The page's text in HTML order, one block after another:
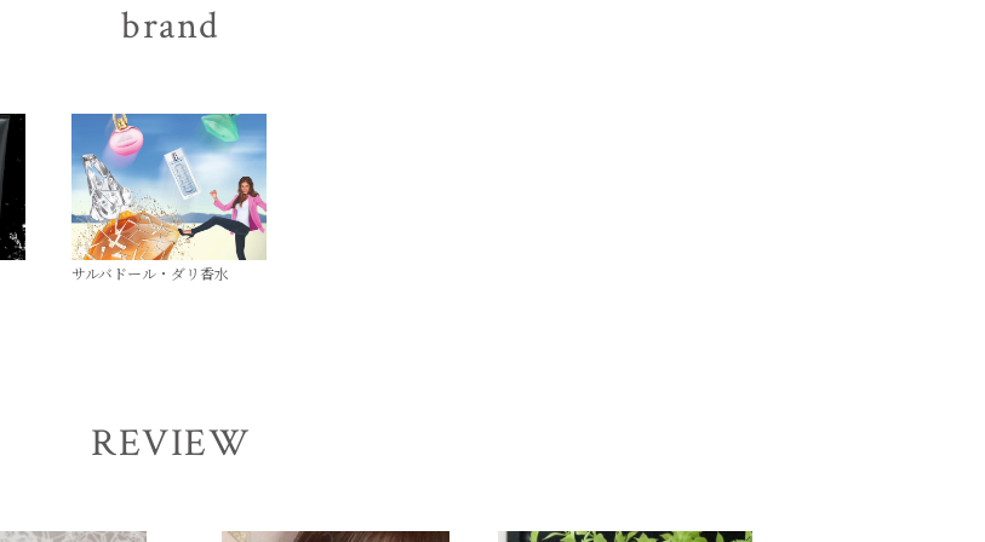
brand
サルバドール・ダリ香水
REVIEW